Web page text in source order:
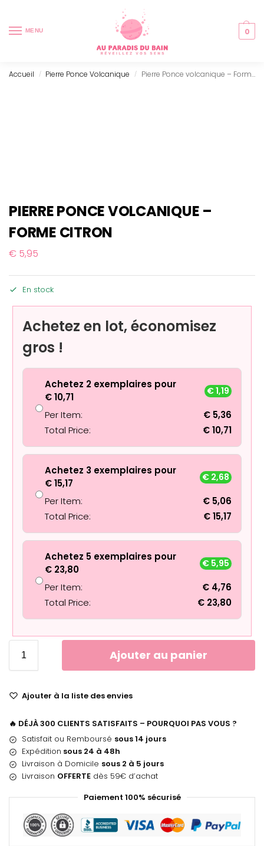
MENU 0
Accueil / Pierre Ponce Volcanique / Pierre Ponce volcanique – Forme citron
PIERRE PONCE VOLCANIQUE –
FORME CITRON
€ 5,95
En stock
Achetez en lot, économisez
gros !
Achetez 2 exemplaires pour
€10,71
€1,19
Per Item: € 5,36
Total Price:
€10,71
Achetez 3 exemplaires pour
€15,17
€ 2,68
Per Item: € 5,06
Total Price:
€15,17
Achetez 5 exemplaires pour
€ 23,80
€ 5,95
Per Item: € 4,76
Total Price:
€ 23,80
Ajouter au panier
Ajouter à la liste des envies
🔥 DÉJÀ 300 CLIENTS SATISFAITS – POURQUOI PAS VOUS ?
Satisfait ou Remboursé sous 14 jours
Expédition sous 24 à 48h
Livraison à Domicile sous 2 à 5 jours
Livraison OFFERTE dès 59€ d’achat
Paiement 100% sécurisé